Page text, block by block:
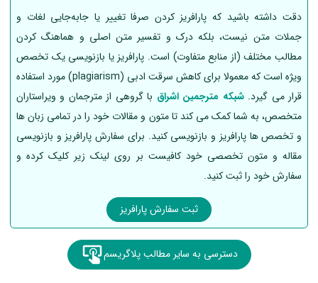
دقت داشته باشید که پارافریز کردن صرفا تغییر یا جابه‌جایی لغات و
جملات متن نیست، بلکه درک و تفسیر متن اصلی و هماهنگ کردن
مطالب مختلف (از منابع متفاوت) است. پارافریز یا بازنویسی یک تخصص
ویژه است که معمولا برای کاهش سرقت ادبی (plagiarism) مورد استفاده
قرار می گیرد. شبکه مترجمین اشراق با گروهی از مترجمان و ویراستاران
متخصص، به شما کمک می کند تا متون و مقالات خود را در تمامی زبان ها
و تخصص ها پارافریز و بازنویسی کنید. برای سفارش پارافریز و بازنویسی
مقاله و متون تخصصی خود کافیست بر روی لینک زیر کلیک کرده و
سفارش خود را ثبت کنید.
ثبت سفارش پارافریز
دسترسی به سایر مطالب پلاگریسم